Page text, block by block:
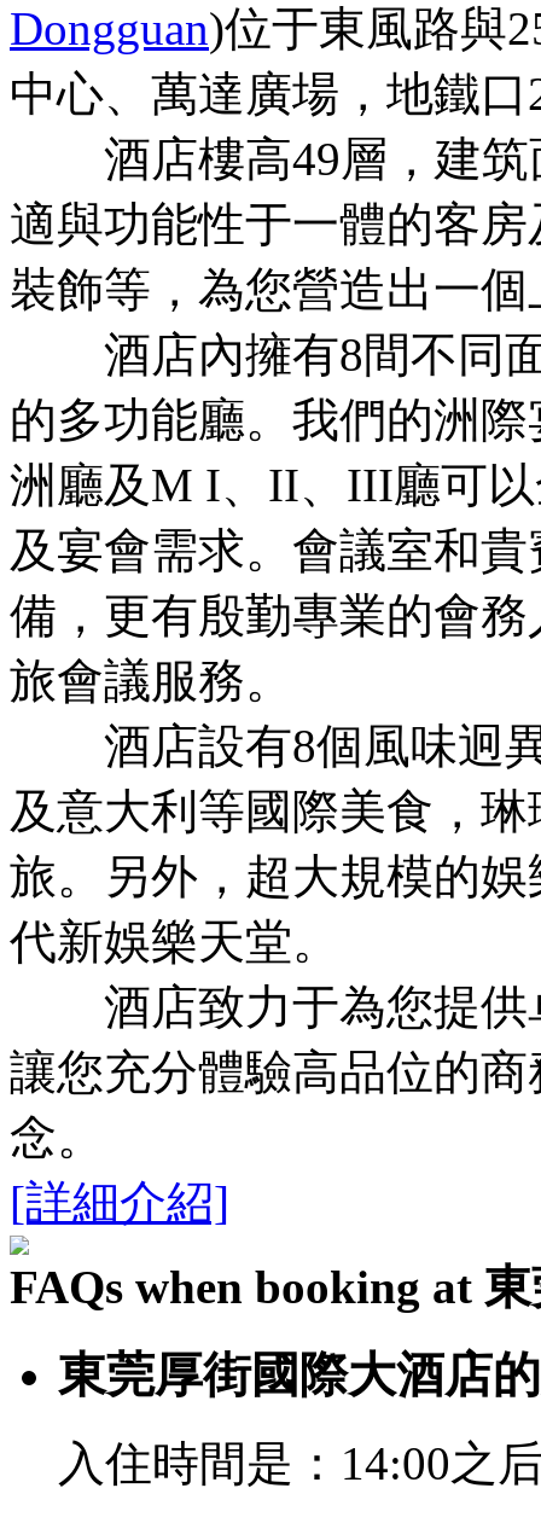
Dongguan)位于東風路與
中心、萬達廣場，地鐵口
酒店樓高49層，建筑
適與功能性于一體的客
裝飾等，為您營造出一
酒店內擁有8間不同面
的多功能廳。我們的洲
洲廳及M I、II、III廳可
及宴會需求。會議室和
備，更有殷勤專業的會
旅會議服務。
酒店設有8個風味迥異
及意大利等國際美食，
旅。另外，超大規模的
代新娛樂天堂。
酒店致力于為您提供
讓您充分體驗高品位的
念。
[詳細介紹]
FAQs when booking at
東莞厚街國際大酒店
入住時間是：14:00之